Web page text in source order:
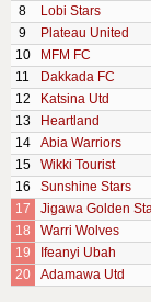
8
Lobi Stars
9
Plateau United
10
MFM FC
11
Dakkada FC
12
Katsina Utd
13
Heartland
14
Abia Warriors
15
Wikki Tourist
16
Sunshine Stars
17
Jigawa Golden
18
Warri Wolves
19
Ifeanyi Ubah
20
Adamawa Utd